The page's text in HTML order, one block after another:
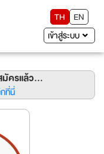
TH
EN
เข้าสู่ระบบ
ครแล้ว...
ที่นี่